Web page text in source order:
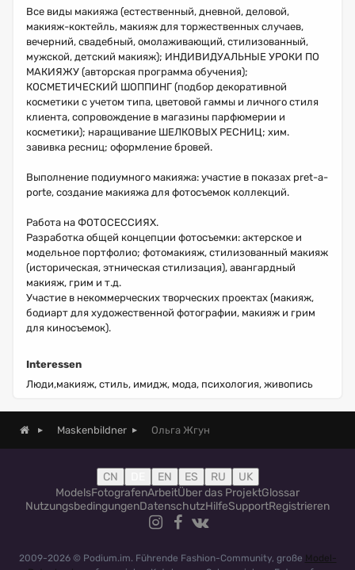
Все виды макияжа (естественный, дневной, деловой,
макияж-коктейль, макияж для торжественных случаев,
вечерний, свадебный, омолаживающий, стилизованный,
мужской, детский макияж); ИНДИВИДУАЛЬНЫЕ УРОКИ ПО
МАКИЯЖУ (авторская программа обучения);
КОСМЕТИЧЕСКИЙ ШОППИНГ (подбор декоративной
косметики с учетом типа, цветовой гаммы и личного стиля
клиента, сопровождение в магазины парфюмерии и
косметики); наращивание ШЕЛКОВЫХ РЕСНИЦ; хим.
завивка ресниц; оформление бровей.
Выполнение подиумного макияжа: участие в показах pret-a-
porte, создание макияжа для фотосъемок коллекций.
Работа на ФОТОСЕССИЯХ.
Разработка общей концепции фотосъемки: актерское и
модельное портфолио; фотомакияж, стилизованный макияж
(историческая, этническая стилизация), авангардный
макияж, грим и т.д.
Участие в некоммерческих творческих проектах (макияж,
бодиарт для художественной фотографии, макияж и грим
для киносъемок).
Interessen
Люди,макияж, стиль, имидж, мода, психология, живопись
Maskenbildner Ольга Жгун
CN EN ES RU
UK
ModelsFotografenArbeitÜber das ProjektGlossar
NutzungsbedingungenDatenschutzHilfeSupportRegistrieren
2009-2026 © Podium.im. Führende Fashion-Community, große Model-